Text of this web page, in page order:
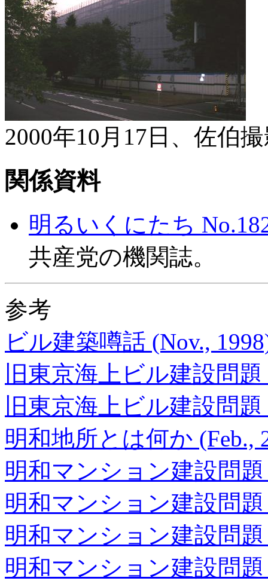
2000年10月17日、佐伯
関係資料
明るいくにたち
共産党の機関誌。
参考
ビル建築噂話 (Nov.,
旧東京海上ビル建設問題
旧東京海上ビル建設問題
明和地所とは何か (Feb.,
明和マンション建設問題
明和マンション建設問題
明和マンション建設問題
明和マンション建設問題